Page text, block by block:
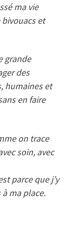
ma vie
et
grande
des
humaines et
en faire
on trace
soin, avec
parce que j’y
ma place.